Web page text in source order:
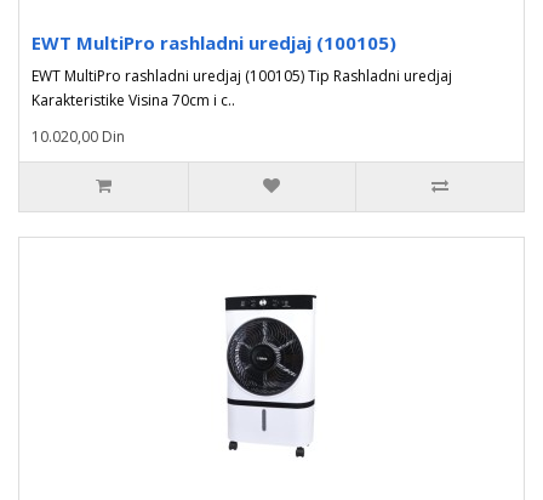
EWT MultiPro rashladni uredjaj (100105)
EWT MultiPro rashladni uredjaj (100105) Tip Rashladni uredjaj
Karakteristike Visina 70cm i c..
10.020,00 Din